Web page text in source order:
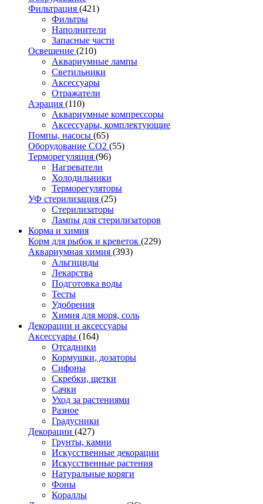
Фильтрация (421)
Фильтры
Наполнители
Запасные части
Освещение (210)
Аквариумные лампы
Светильники
Аксессуары
Отражатели
Аэрация (110)
Аквариумные компрессоры
Аксессуары, комплектующие
Помпы, насосы (65)
Оборудование CO2 (55)
Терморегуляция (96)
Нагреватели
Холодильники
Терморегуляторы
УФ стерилизация (25)
Стерилизаторы
Лампы для стерилизаторов
Корма и химия
Корм для рыбок и креветок (229)
Аквариумная химия (393)
Альгициды
Лекарства
Подготовка воды
Тесты
Удобрения
Химия для моря, соль
Декорации и аксессуары
Аксессуары (164)
Отсадники
Кормушки, дозаторы
Сифоны
Скребки, щетки
Сачки
Уход за растениями
Разное
Градусники
Декорации (427)
Грунты, камни
Искусственные декорации
Искусственные растения
Натуральные коряги
Фоны
Кораллы